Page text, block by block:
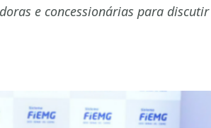
e concessionárias para